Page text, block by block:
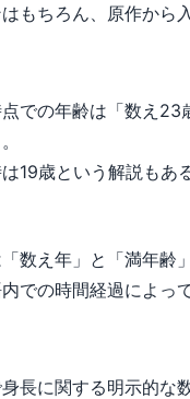
もちろん、原作から
での年齢は「数え23
19歳という解説もあ
数え年」と「満年齢
での時間経過によっ
長に関する明示的な